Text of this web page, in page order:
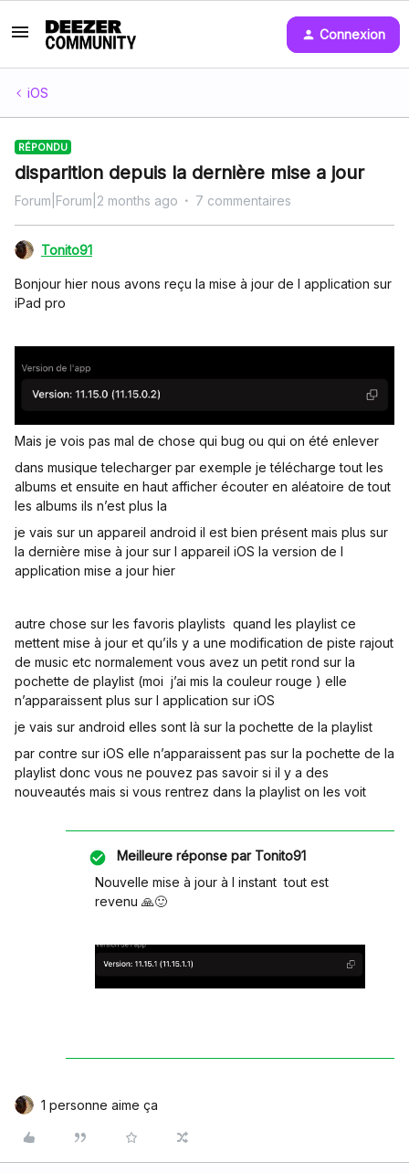
Connexion
iOS
RÉPONDU
disparition depuis la dernière mise a jour
Forum|Forum|2 months ago 7 commentaires
Tonito91
Bonjour hier nous avons reçu la mise à jour de l application sur
iPad pro
Mais je vois pas mal de chose qui bug ou qui on été enlever
dans musique telecharger par exemple je télécharge tout les
albums et ensuite en haut afficher écouter en aléatoire de tout
les albums ils n’est plus la
je vais sur un appareil android il est bien présent mais plus sur
la dernière mise à jour sur l appareil iOS la version de l
application mise a jour hier
autre chose sur les favoris playlists quand les playlist ce
mettent mise à jour et qu’ils y a une modification de piste rajout
de music etc normalement vous avez un petit rond sur la
pochette de playlist (moi j’ai mis la couleur rouge ) elle
n’apparaissent plus sur l application sur iOS
je vais sur android elles sont là sur la pochette de la playlist
par contre sur iOS elle n’apparaissent pas sur la pochette de la
playlist donc vous ne pouvez pas savoir si il y a des
nouveautés mais si vous rentrez dans la playlist on les voit
Meilleure réponse parTonito91
Nouvelle mise à jour à l instant tout est
revenu 🙏🙂
1 personne aime ça